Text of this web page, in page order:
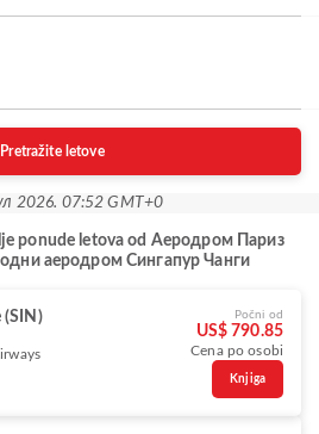
Pretražite letove
2026. 07:52 GMT+0
ponude letova od Aеродром Париз
аеродром Сингапур Чанги
(SIN) Počni od
US$ 790.85
Cena po osobi
Knjiga